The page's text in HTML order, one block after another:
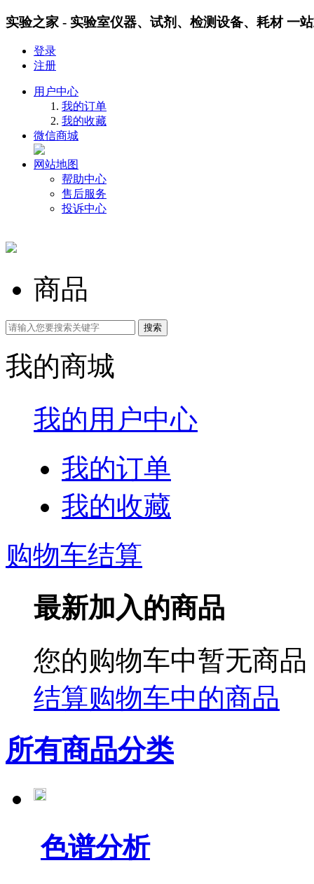
实验之家 - 实验室仪器、试剂、检测设备、耗材 一
登录
注册
用户中心
我的订单
我的收藏
微信商城
网站地图
帮助中心
售后服务
投诉中心
商品
我的商城
我的用户中心
我的订单
我的收藏
购物车结算
最新加入的商品
您的购物车中暂无商
结算购物车中的商品
所有商品分类
色谱分析